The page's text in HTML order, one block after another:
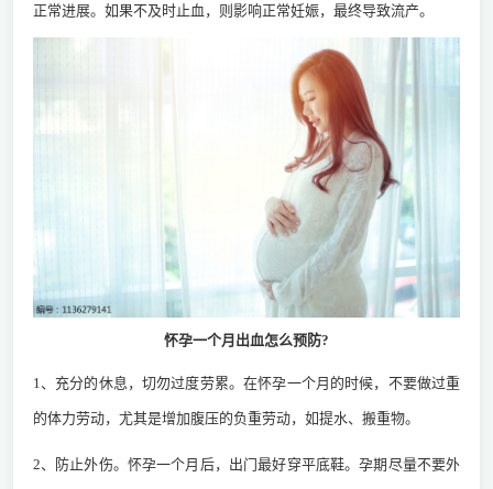
正常进展。如果不及时止血，则影响正常妊娠，最终导致流产。
怀孕一个月出血怎么预防?
1、充分的休息，切勿过度劳累。在怀孕一个月的时候，不要做过重
的体力劳动，尤其是增加腹压的负重劳动，如提水、搬重物。
2、防止外伤。怀孕一个月后，出门最好穿平底鞋。孕期尽量不要外